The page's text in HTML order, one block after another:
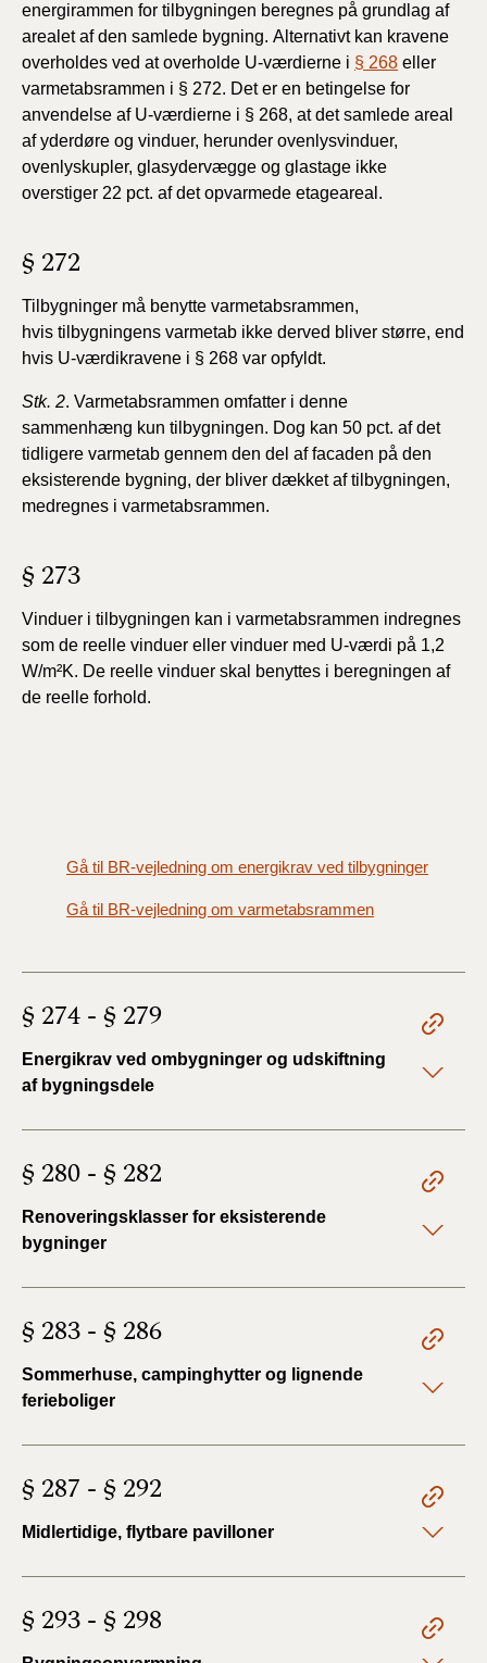
energirammen for tilbygningen beregnes på grundlag af
arealet af den samlede bygning. Alternativt kan kravene
overholdes ved at overholde U-værdierne i § 268 eller
varmetabsrammen i § 272. Det er en betingelse for
anvendelse af U-værdierne i § 268, at det samlede areal
af yderdøre og vinduer, herunder ovenlysvinduer,
ovenlyskupler, glasydervægge og glastage ikke
overstiger 22 pct. af det opvarmede etageareal.
§ 272
Tilbygninger må benytte varmetabsrammen,
hvis tilbygningens varmetab ikke derved bliver større, end
hvis U-værdikravene i § 268 var opfyldt.
Stk. 2. Varmetabsrammen omfatter i denne
sammenhæng kun tilbygningen. Dog kan 50 pct. af det
tidligere varmetab gennem den del af facaden på den
eksisterende bygning, der bliver dækket af tilbygningen,
medregnes i varmetabsrammen.
§ 273
Vinduer i tilbygningen kan i varmetabsrammen indregnes
som de reelle vinduer eller vinduer med U-værdi på 1,2
W/m²K. De reelle vinduer skal benyttes i beregningen af
de reelle forhold.
Gå til BR-vejledning om energikrav ved tilbygninger
Gå til BR-vejledning om varmetabsrammen
§ 274 - § 279
Energikrav ved ombygninger og udskiftning
af bygningsdele
§ 280 - § 282
Renoveringsklasser for eksisterende
bygninger
§ 283 - § 286
Sommerhuse, campinghytter og lignende
ferieboliger
§ 287 - § 292
Midlertidige, flytbare pavilloner
§ 293 - § 298